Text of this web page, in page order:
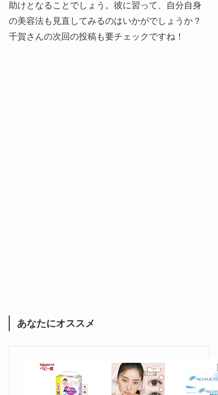
助けとなることでしょう。彼に習って、自分自身
の美容法も見直してみるのはいかがでしょうか？
千賀さんの次回の投稿も要チェックですね！
あなたにオススメ